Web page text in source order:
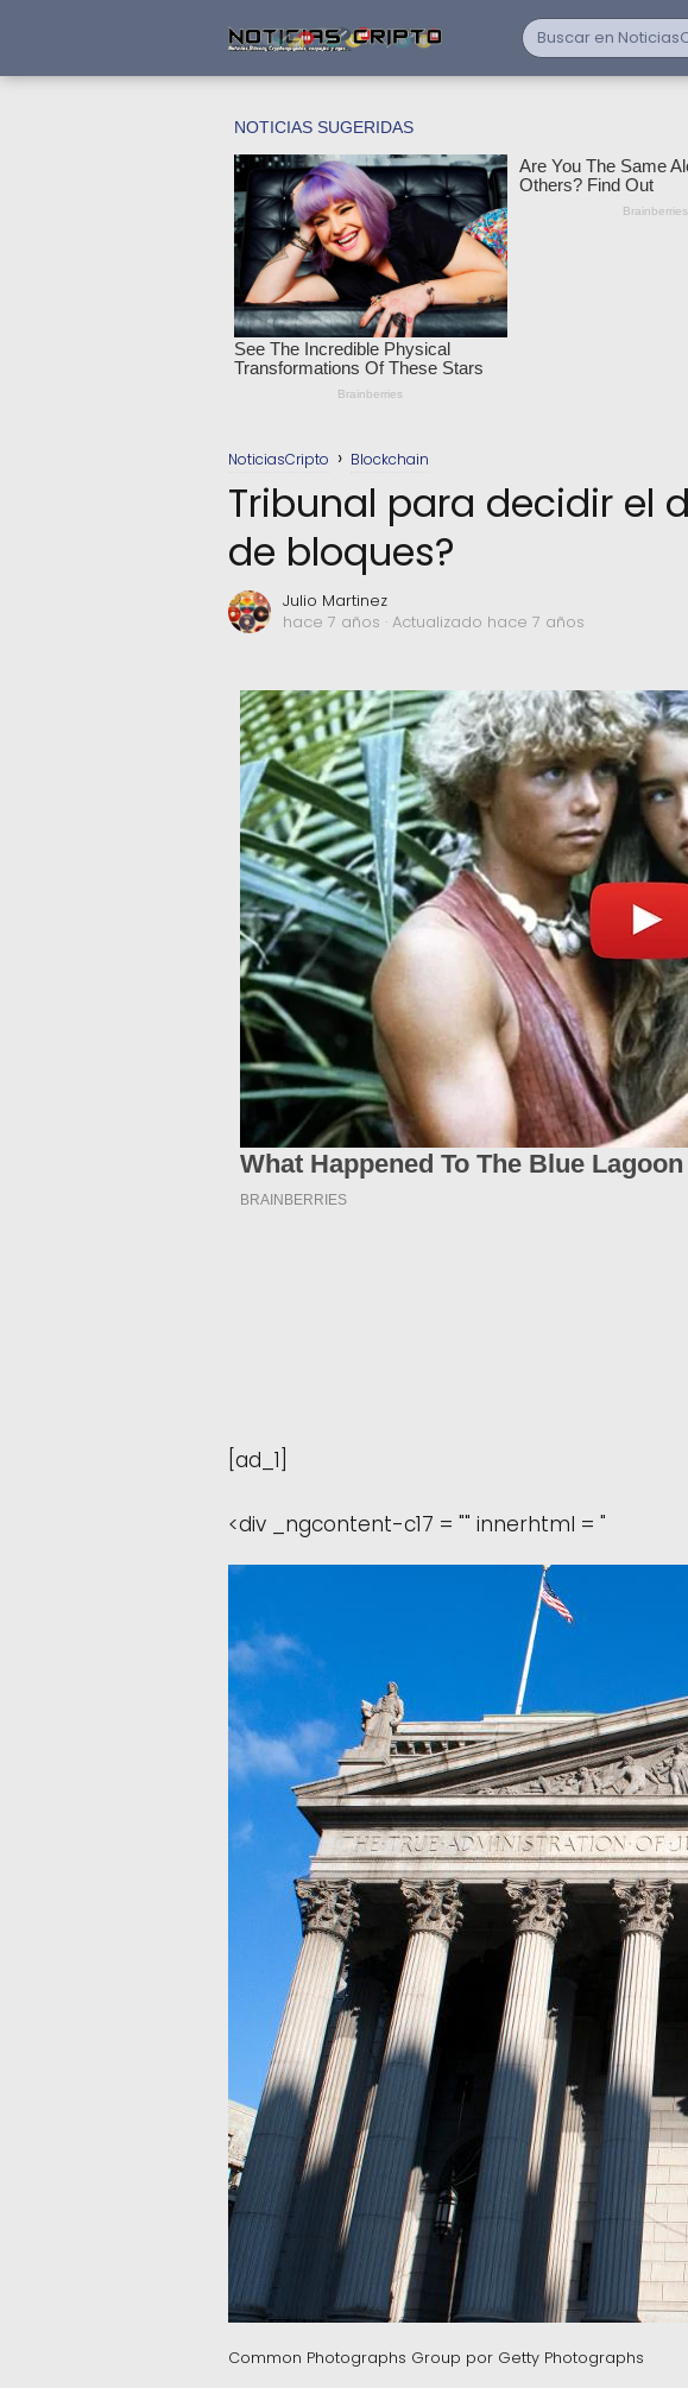
NoticiasCripto Blockchain
Tribunal para decidir el
de bloques?
Julio Martinez
hace 7 años · Actualizado hace 7 años
[ad_1]
<div _ngcontent-c17 = "" innerhtml = "
Common Photographs Group por Getty Photographs